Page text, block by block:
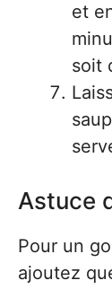
et
soit
Astuce
Pour un
ajoutez